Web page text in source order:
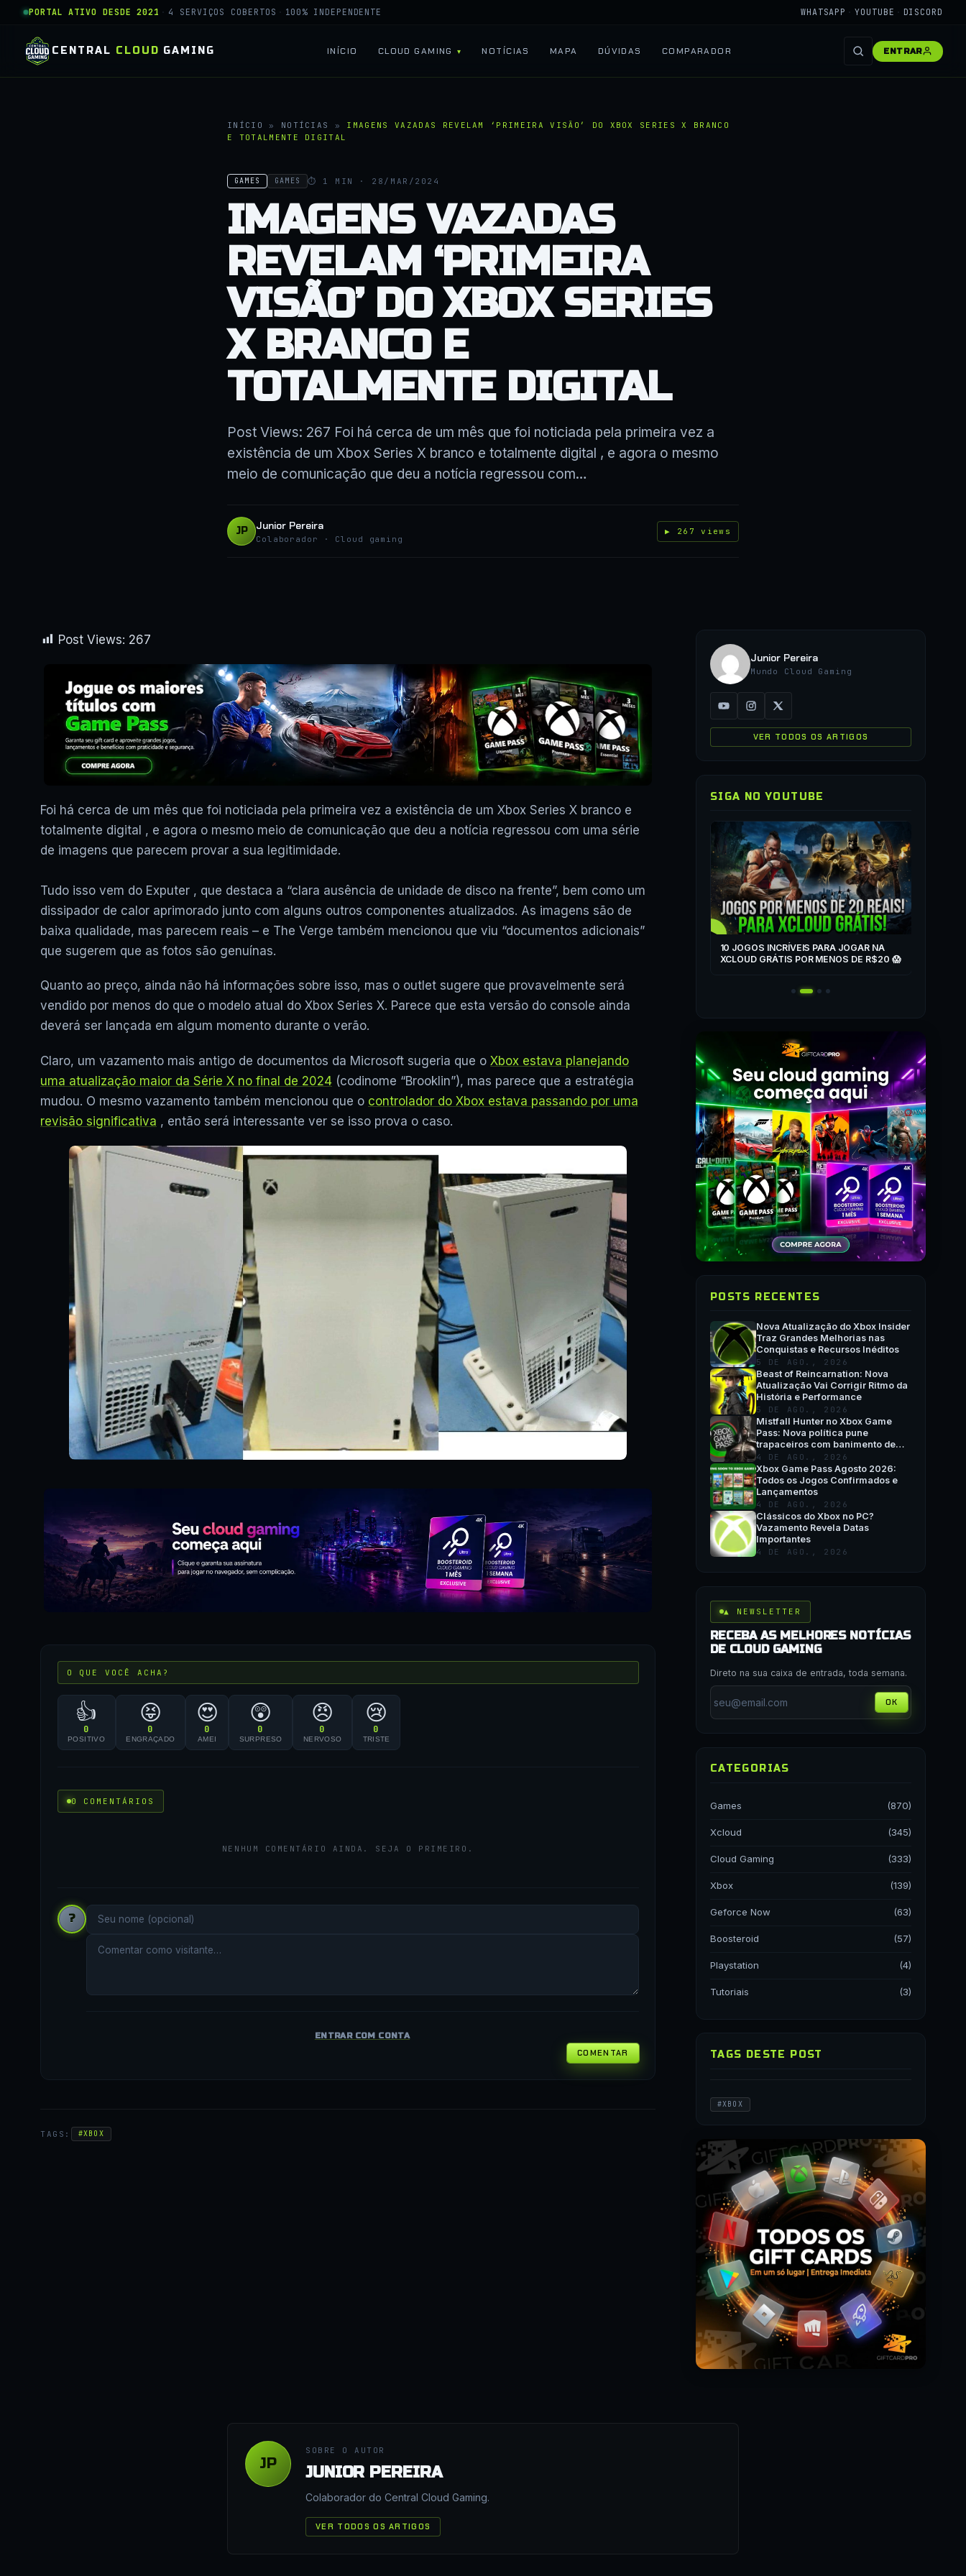
PORTAL ATIVO DESDE 2021 · 4 SERVIÇOS COBERTOS · 100% INDEPENDENTE WHATSAPP · YOUTUBE · DISCORD
CENTRAL CLOUD GAMING INÍCIO CLOUD GAMING NOTÍCIAS MAPA DÚVIDAS COMPARADOR ENTRAR
INÍCIO » NOTÍCIAS » IMAGENS VAZADAS REVELAM ‘PRIMEIRA VISÃO’ DO XBOX SERIES X BRANCO
E TOTALMENTE DIGITAL
GAMES GAMES ⏱ 1 MIN · 28/MAR/2024
IMAGENS VAZADAS
REVELAM ‘PRIMEIRA
VISÃO’ DO XBOX SERIES
X BRANCO E
TOTALMENTE DIGITAL
Post Views: 267 Foi há cerca de um mês que foi noticiada pela primeira vez a
existência de um Xbox Series X branco e totalmente digital , e agora o mesmo
meio de comunicação que deu a notícia regressou com…
JP Junior Pereira
Colaborador · Cloud gaming
▶ 267 views
Post Views: 267
Foi há cerca de um mês que foi noticiada pela primeira vez a existência de um Xbox Series X branco e
totalmente digital , e agora o mesmo meio de comunicação que deu a notícia regressou com uma série
de imagens que parecem provar a sua legitimidade.
Tudo isso vem do Exputer , que destaca a “clara ausência de unidade de disco na frente”, bem como um
dissipador de calor aprimorado junto com alguns outros componentes atualizados. As imagens são de
baixa qualidade, mas parecem reais – e The Verge também mencionou que viu “documentos adicionais”
que sugerem que as fotos são genuínas.
Quanto ao preço, ainda não há informações sobre isso, mas o outlet sugere que provavelmente será
vendido por menos do que o modelo atual do Xbox Series X. Parece que esta versão do console ainda
deverá ser lançada em algum momento durante o verão.
Claro, um vazamento mais antigo de documentos da Microsoft sugeria que o Xbox estava planejando
uma atualização maior da Série X no final de 2024 (codinome “Brooklin”), mas parece que a estratégia
mudou. O mesmo vazamento também mencionou que o controlador do Xbox estava passando por uma
revisão significativa , então será interessante ver se isso prova o caso.
O QUE VOCÊ ACHA?
👍
0
POSITIVO
😝
0
ENGRAÇADO
😍
0
AMEI
😲
0
SURPRESO
😠
0
NERVOSO
😢
0
TRISTE
0 COMENTÁRIOS
NENHUM COMENTÁRIO AINDA. SEJA O PRIMEIRO.
?
ENTRAR COM CONTA
COMENTAR
TAGS: #XBOX
Junior Pereira
Mundo Cloud Gaming
VER TODOS OS ARTIGOS
SIGA NO YOUTUBE
▶ ▶
10 JOGOS INCRÍVEIS PARA JOGAR NA
XCLOUD GRÁTIS POR MENOS DE R$20 😱
POSTS RECENTES
Nova Atualização do Xbox Insider
Traz Grandes Melhorias nas
Conquistas e Recursos Inéditos
5 DE AGO., 2026
Beast of Reincarnation: Nova
Atualização Vai Corrigir Ritmo da
História e Performance
5 DE AGO., 2026
Mistfall Hunter no Xbox Game
Pass: Nova política pune
trapaceiros com banimento de
hardware
4 DE AGO., 2026
Xbox Game Pass Agosto 2026:
Todos os Jogos Confirmados e
Lançamentos
4 DE AGO., 2026
Clássicos do Xbox no PC?
Vazamento Revela Datas
Importantes
4 DE AGO., 2026
▲ NEWSLETTER
RECEBA AS MELHORES NOTÍCIAS
DE CLOUD GAMING
Direto na sua caixa de entrada, toda semana.
OK
CATEGORIAS
Games (870)
Xcloud (345)
Cloud Gaming (333)
Xbox (139)
Geforce Now (63)
Boosteroid (57)
Playstation (4)
Tutoriais (3)
TAGS DESTE POST
#XBOX
JP
SOBRE O AUTOR
JUNIOR PEREIRA
Colaborador do Central Cloud Gaming.
VER TODOS OS ARTIGOS